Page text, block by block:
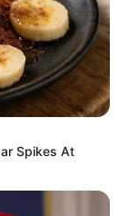
Spikes At